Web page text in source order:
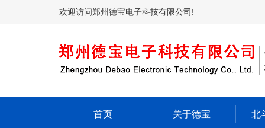
欢迎访问郑州德宝电子科技有限公司!
首页 关于德宝 北